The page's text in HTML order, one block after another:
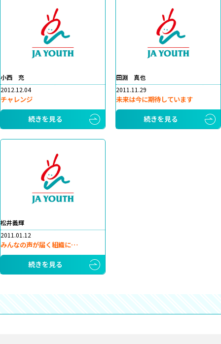
小西 充
2012.12.04
チャレンジ
続きを見る
田淵 真也
2011.11.29
未来は今に期待しています
続きを見る
松井義輝
2011.01.12
みんなの声が届く組織に…
続きを見る